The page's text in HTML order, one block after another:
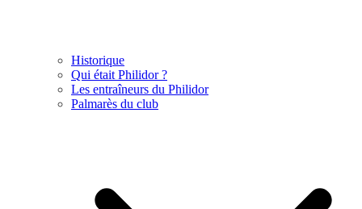
Historique
Qui était Philidor ?
Les entraîneurs du Philidor
Palmarès du club